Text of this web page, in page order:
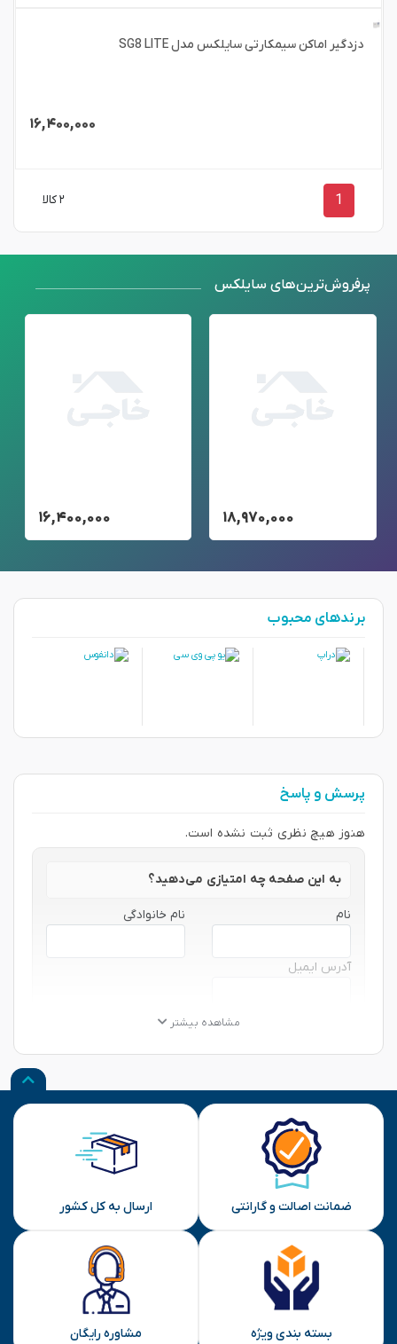
دزدگیر اماکن سیمکارتی سایلکس مدل SG8 LITE
۱۶,۴۰۰,۰۰۰
1 ۲ کالا
پرفروش‌ترین‌های سایلکس
۱۸,۹۷۰,۰۰۰ ۱۶,۴۰۰,۰۰۰
برندهای محبوب
پرسش و پاسخ
هنوز هیچ نظری ثبت نشده است.
به این صفحه چه امتیازی می‌دهید؟
نام نام خانوادگی
آدرس ایمیل
★
ارسال
مشاهده بیشتر
ضمانت اصالت و گارانتی ارسال به کل کشور
بسته بندی ویژه مشاوره رایگان